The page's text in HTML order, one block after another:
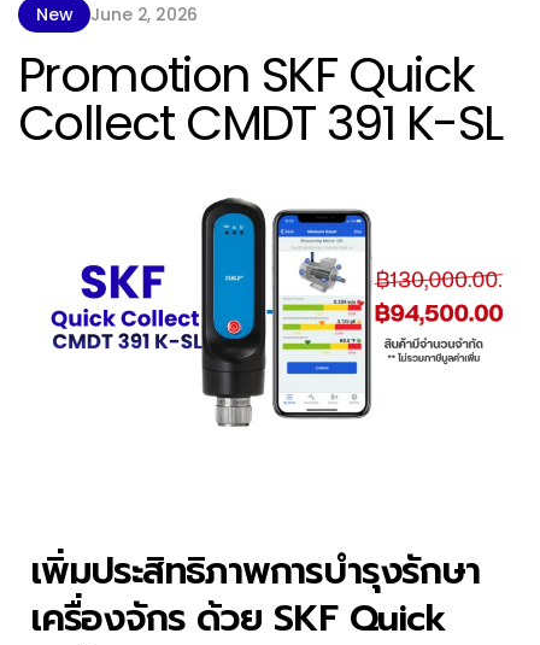
New June 2, 2026
Promotion SKF Quick
Collect CMDT 391 K-SL
เพิ่มประสิทธิภาพการบำรุงรักษา
เครื่องจักร ด้วย SKF Quick